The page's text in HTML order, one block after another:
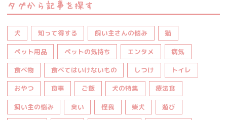
タグから記事を探す
犬 知って得する 飼い主さんの悩み 猫
ペット用品 ペットの気持ち エンタメ 病気
食べ物 食べてはいけないもの しつけ トイレ
おやつ 食事 ご飯 犬の特集 療法食
飼い主の悩み 臭い 怪我 柴犬 遊び